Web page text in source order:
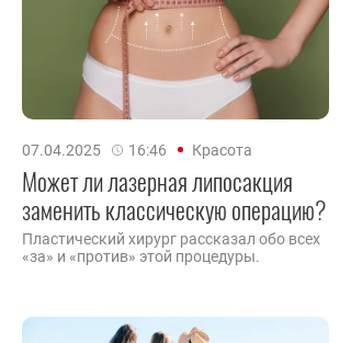
07.04.2025 16:46 Красота
Может ли лазерная липосакция
заменить классическую операцию?
Пластический хирург рассказал обо всех
«за» и «против» этой процедуры.